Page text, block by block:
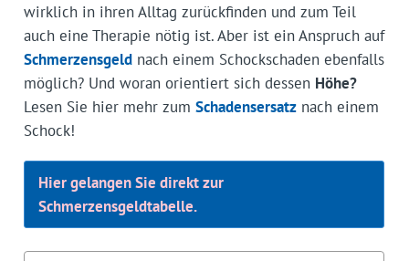
wirklich in ihren Alltag zurückfinden und zum Teil
auch eine Therapie nötig ist. Aber ist ein Anspruch auf
Schmerzensgeldnach einem Schockschaden ebenfalls
möglich? Und woran orientiert sich dessen Höhe?
Lesen Sie hier mehr zum Schadensersatznach einem
Schock!
Hier gelangen Sie direkt zur
Schmerzensgeldtabelle.